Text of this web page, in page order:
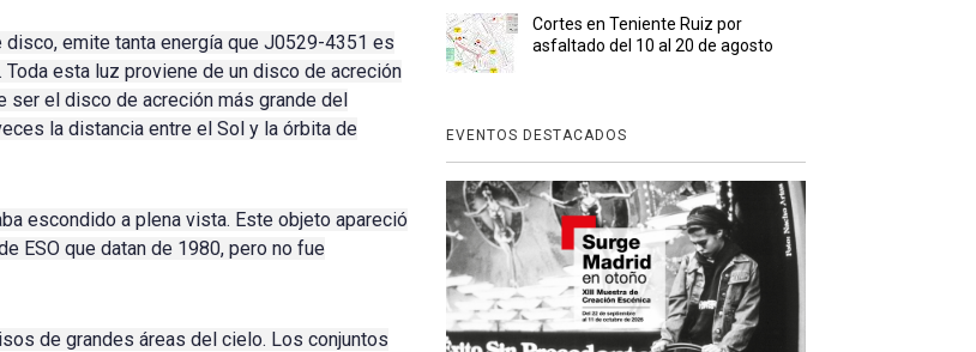
disco, emite tanta energía que J0529-4351 es
Toda esta luz proviene de un disco de acreción
el disco de acreción más grande del
la distancia entre el Sol y la órbita de
escondido a plena vista. Este objeto apareció
ESO que datan de 1980, pero no fue
de grandes áreas del cielo. Los conjuntos
Cortes en Teniente Ruiz por
asfaltado del 10 al 20 de agosto
EVENTOS DESTACADOS